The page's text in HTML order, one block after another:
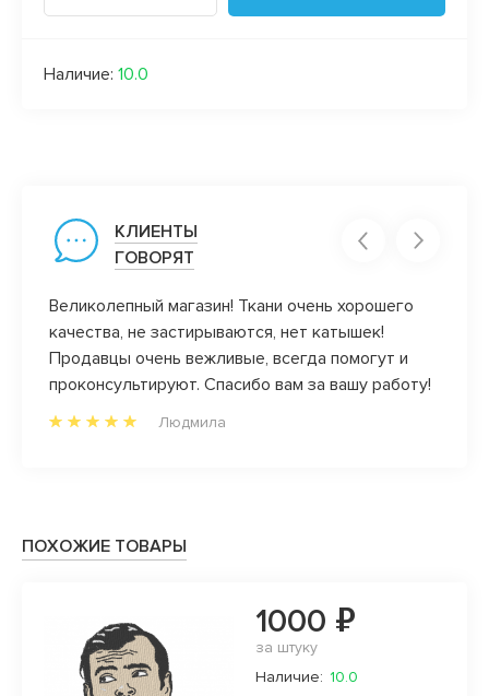
Наличие: 10.0
КЛИЕНТЫ
ГОВОРЯТ
Великолепный магазин! Ткани очень хорошего
качества, не застирываются, нет катышек!
Продавцы очень вежливые, всегда помогут и
проконсультируют. Спасибо вам за вашу работу!
Людмила
ПОХОЖИЕ ТОВАРЫ
1000 ₽
за штуку
Наличие: 10.0